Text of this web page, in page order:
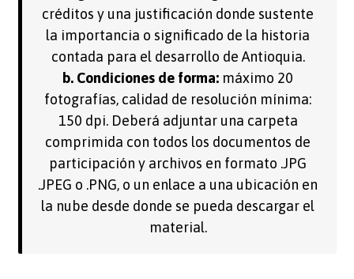
créditos y una justificación donde sustente
la importancia o significado de la historia
contada para el desarrollo de Antioquia.
b. Condiciones de forma: máximo 20
fotografías, calidad de resolución mínima:
150 dpi. Deberá adjuntar una carpeta
comprimida con todos los documentos de
participación y archivos en formato .JPG
.JPEG o .PNG, o un enlace a una ubicación en
la nube desde donde se pueda descargar el
material.